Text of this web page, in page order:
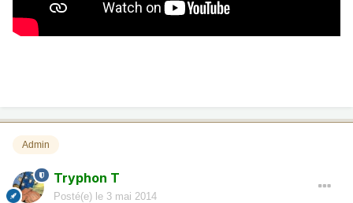
Admin
Tryphon T
Posté(e) le 3 mai 2014